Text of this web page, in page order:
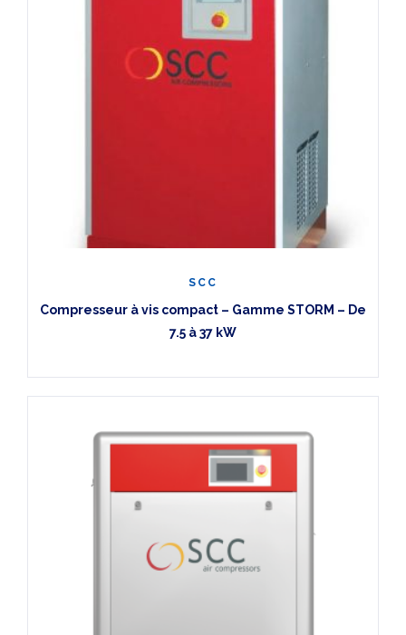
SCC
Compresseur à vis compact – Gamme STORM – De
7.5 à 37 kW